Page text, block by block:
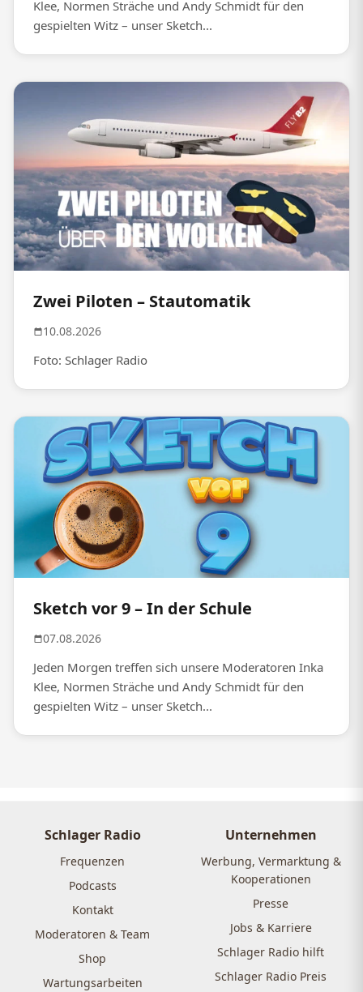
Klee, Normen Sträche und Andy Schmidt für den
gespielten Witz – unser Sketch...
Zwei Piloten – Stautomatik
10.08.2026
Foto: Schlager Radio
Sketch vor 9 – In der Schule
07.08.2026
Jeden Morgen treffen sich unsere Moderatoren Inka
Klee, Normen Sträche und Andy Schmidt für den
gespielten Witz – unser Sketch...
Schlager Radio
Frequenzen
Podcasts
Kontakt
Moderatoren & Team
Shop
Wartungsarbeiten
Unternehmen
Werbung, Vermarktung &
Kooperationen
Presse
Jobs & Karriere
Schlager Radio hilft
Schlager Radio Preis